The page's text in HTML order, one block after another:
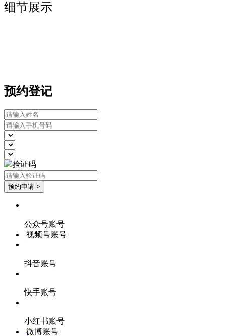
细节展示
预约登记
公众号账号
视频号账号
抖音账号
快手账号
小红书账号
微博账号